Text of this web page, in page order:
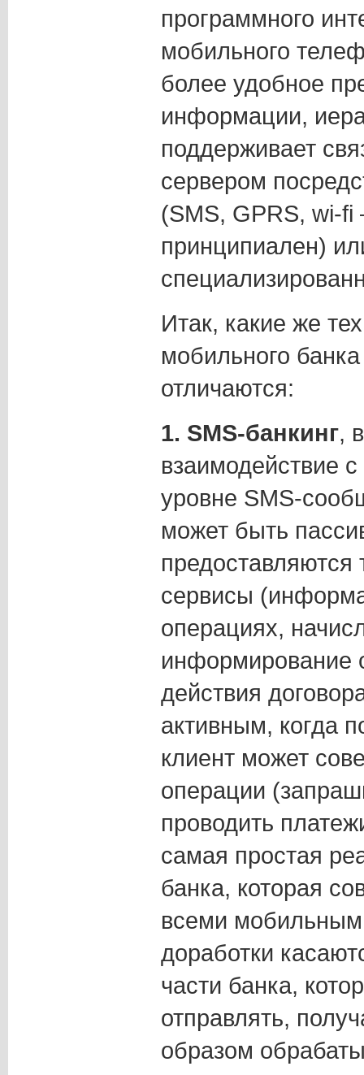
программного
мобильного
более удобное
информации,
поддерживает
сервером
(SMS, GPRS, wi-fi
принципиален)
Итак, какие же
мобильного
отличаются:
1. SMS-банкинг,
взаимодействие
уровне SMS-
может быть
сервисы
операциях,
информирование
действия
активным, когда
клиент может
операции
проводить
самая простая
банка, которая
всеми
доработки
части банка,
отправлять,
образом